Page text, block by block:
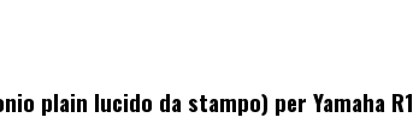
plain lucido da stampo) per Yamaha R1